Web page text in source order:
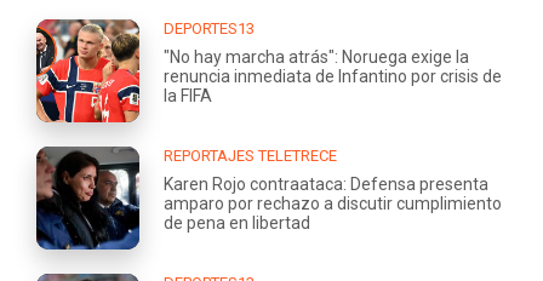
DEPORTES13
"No hay marcha atrás": Noruega exige la
renuncia inmediata de Infantino por crisis de
la FIFA
REPORTAJES TELETRECE
Karen Rojo contraataca: Defensa presenta
amparo por rechazo a discutir cumplimiento
de pena en libertad